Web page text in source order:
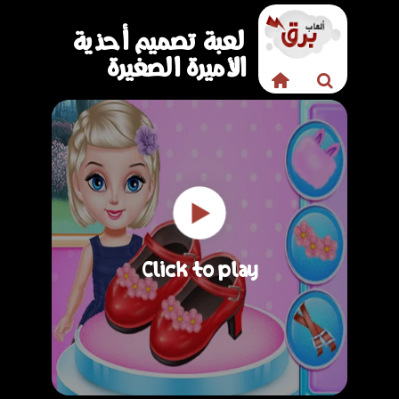
لعبة تصميم أحذية
الأميرة الصغيرة
Click to play